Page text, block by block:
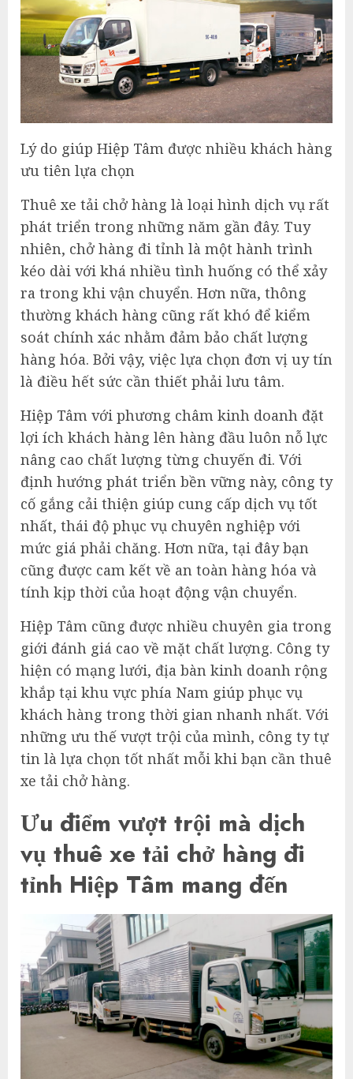
Lý do giúp Hiệp Tâm được nhiều khách hàng
ưu tiên lựa chọn
Thuê xe tải chở hàng là loại hình dịch vụ rất
phát triển trong những năm gần đây. Tuy
nhiên, chở hàng đi tỉnh là một hành trình
kéo dài với khá nhiều tình huống có thể xảy
ra trong khi vận chuyển. Hơn nữa, thông
thường khách hàng cũng rất khó để kiểm
soát chính xác nhằm đảm bảo chất lượng
hàng hóa. Bởi vậy, việc lựa chọn đơn vị uy tín
là điều hết sức cần thiết phải lưu tâm.
Hiệp Tâm với phương châm kinh doanh đặt
lợi ích khách hàng lên hàng đầu luôn nỗ lực
nâng cao chất lượng từng chuyến đi. Với
định hướng phát triển bền vững này, công ty
cố gắng cải thiện giúp cung cấp dịch vụ tốt
nhất, thái độ phục vụ chuyên nghiệp với
mức giá phải chăng. Hơn nữa, tại đây bạn
cũng được cam kết về an toàn hàng hóa và
tính kịp thời của hoạt động vận chuyển.
Hiệp Tâm cũng được nhiều chuyên gia trong
giới đánh giá cao về mặt chất lượng. Công ty
hiện có mạng lưới, địa bàn kinh doanh rộng
khắp tại khu vực phía Nam giúp phục vụ
khách hàng trong thời gian nhanh nhất. Với
những ưu thế vượt trội của mình, công ty tự
tin là lựa chọn tốt nhất mỗi khi bạn cần thuê
xe tải chở hàng.
Ưu điểm vượt trội mà dịch
vụ thuê xe tải chở hàng đi
tỉnh Hiệp Tâm mang đến